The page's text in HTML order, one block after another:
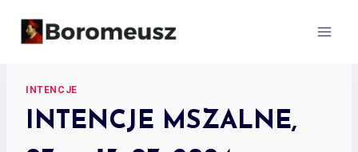
INTENCJE
INTENCJE MSZALNE,